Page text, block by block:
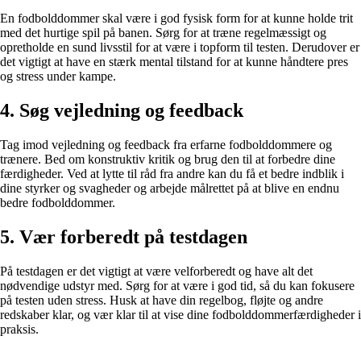
En fodbolddommer skal være i god fysisk form for at kunne holde trit
med det hurtige spil på banen. Sørg for at træne regelmæssigt og
opretholde en sund livsstil for at være i topform til testen. Derudover er
det vigtigt at have en stærk mental tilstand for at kunne håndtere pres
og stress under kampe.
4. Søg vejledning og feedback
Tag imod vejledning og feedback fra erfarne fodbolddommere og
trænere. Bed om konstruktiv kritik og brug den til at forbedre dine
færdigheder. Ved at lytte til råd fra andre kan du få et bedre indblik i
dine styrker og svagheder og arbejde målrettet på at blive en endnu
bedre fodbolddommer.
5. Vær forberedt på testdagen
På testdagen er det vigtigt at være velforberedt og have alt det
nødvendige udstyr med. Sørg for at være i god tid, så du kan fokusere
på testen uden stress. Husk at have din regelbog, fløjte og andre
redskaber klar, og vær klar til at vise dine fodbolddommerfærdigheder i
praksis.